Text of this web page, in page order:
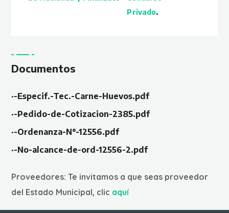
Privado.
Documentos
·-Especif.-Tec.-Carne-Huevos.pdf
·-Pedido-de-Cotizacion-2385.pdf
·-Ordenanza-N°-12556.pdf
·-No-alcance-de-ord-12556-2.pdf
Proveedores: Te invitamos a que seas proveedor
del Estado Municipal, clic aquí